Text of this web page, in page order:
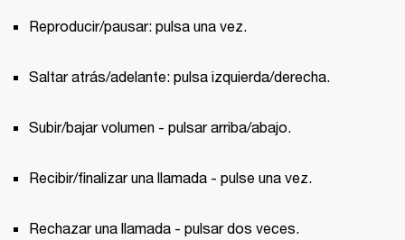
Reproducir/pausar: pulsa una vez.
Saltar atrás/adelante: pulsa izquierda/derecha.
Subir/bajar volumen - pulsar arriba/abajo.
Recibir/finalizar una llamada - pulse una vez.
Rechazar una llamada - pulsar dos veces.